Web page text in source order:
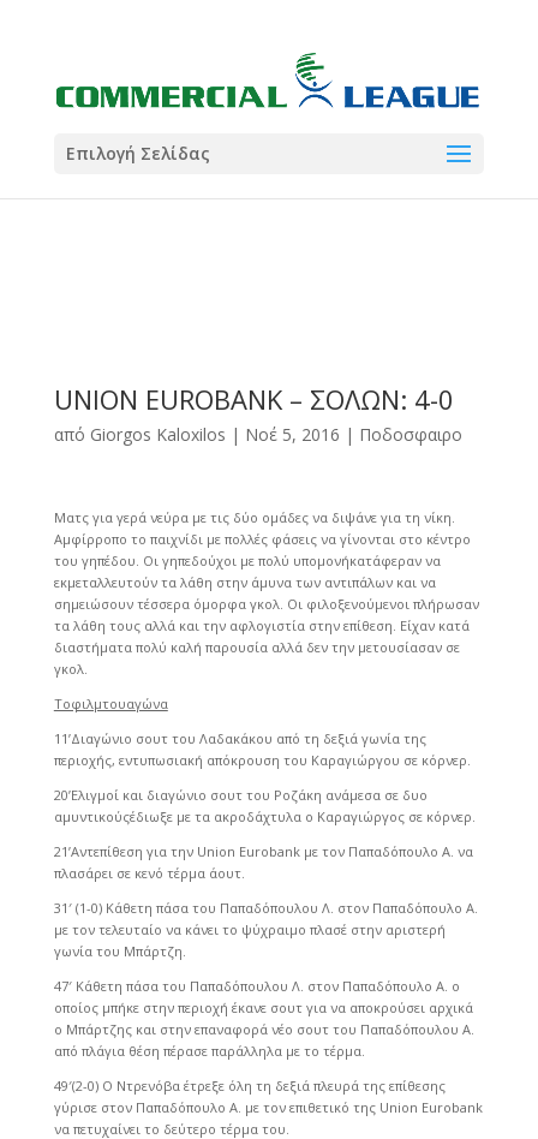
Coral
Σωματείο ΣΟΛ
Coral
5
Επιλογή Σελίδας
UNION EUROBANK – ΣΟΛΩΝ: 4-0
από Giorgos Kaloxilos | Νοέ 5, 2016 | Ποδοσφαιρο
Ματς για γερά νεύρα με τις δύο ομάδες να διψάνε για τη νίκη.
Αμφίρροπο το παιχνίδι με πολλές φάσεις να γίνονται στο κέντρο
του γηπέδου. Οι γηπεδούχοι με πολύ υπομονήκατάφεραν να
εκμεταλλευτούν τα λάθη στην άμυνα των αντιπάλων και να
σημειώσουν τέσσερα όμορφα γκολ. Οι φιλοξενούμενοι πλήρωσαν
τα λάθη τους αλλά και την αφλογιστία στην επίθεση. Είχαν κατά
διαστήματα πολύ καλή παρουσία αλλά δεν την μετουσίασαν σε
γκολ.
Τοφιλμτουαγώνα
11’Διαγώνιο σουτ του Λαδακάκου από τη δεξιά γωνία της
περιοχής, εντυπωσιακή απόκρουση του Καραγιώργου σε κόρνερ.
20’Ελιγμοί και διαγώνιο σουτ του Ροζάκη ανάμεσα σε δυο
αμυντικούςέδιωξε με τα ακροδάχτυλα ο Καραγιώργος σε κόρνερ.
21’Αντεπίθεση για την Union Eurobank με τον Παπαδόπουλο Α. να
πλασάρει σε κενό τέρμα άουτ.
31′ (1-0) Κάθετη πάσα του Παπαδόπουλου Λ. στον Παπαδόπουλο Α.
με τον τελευταίο να κάνει το ψύχραιμο πλασέ στην αριστερή
γωνία του Μπάρτζη.
47′ Κάθετη πάσα του Παπαδόπουλου Λ. στον Παπαδόπουλο Α. ο
οποίος μπήκε στην περιοχή έκανε σουτ για να αποκρούσει αρχικά
ο Μπάρτζης και στην επαναφορά νέο σουτ του Παπαδόπουλου Α.
από πλάγια θέση πέρασε παράλληλα με το τέρμα.
49′(2-0) Ο Ντρενόβα έτρεξε όλη τη δεξιά πλευρά της επίθεσης
γύρισε στον Παπαδόπουλο Α. με τον επιθετικό της Union Eurobank
να πετυχαίνει το δεύτερο τέρμα του.